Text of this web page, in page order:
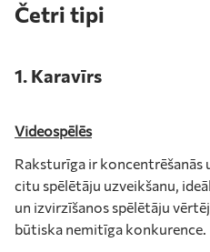
Četri tipi
1. Karavīrs
Videospēlēs
Raksturīga ir koncentrēšanās
citu spēlētāju uzveikšanu,
un izvirzīšanos spēlētāju
būtiska nemitīga konkurence.